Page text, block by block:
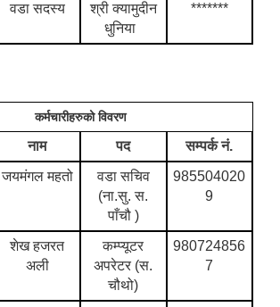
वडा सदस्य
श्री क्यामुदीन
धुनिया
*******
कर्मचारीहरुको विवरण
नाम पद
सम्पर्क नं.
जयमंगल महतो
वडा सचिव
(ना.सु. स.
पाँचौ )
985504020
9
शेख हजरत
अली
कम्प्यूटर
अपरेटर (स.
चौथो)
980724856
7